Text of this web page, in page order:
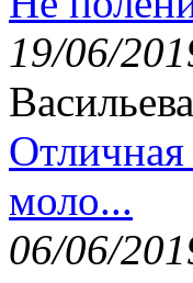
19/06/
Васильева
моло...
06/06/